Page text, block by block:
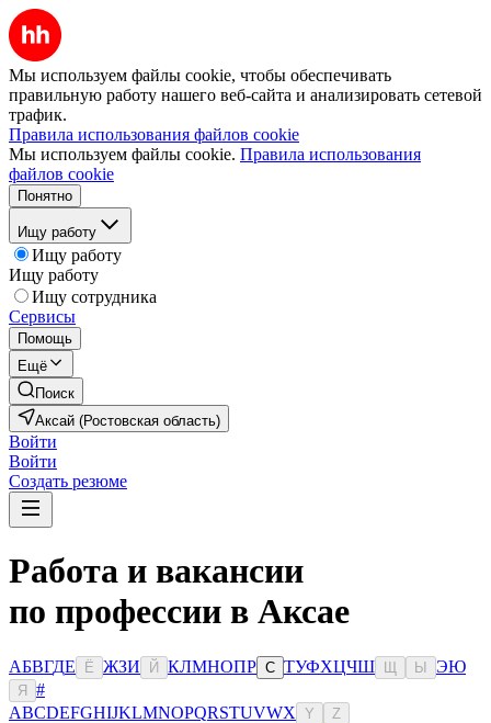
Мы используем файлы cookie, чтобы обеспечивать
правильную работу нашего веб-сайта и анализировать сетевой
трафик.
Правила использования файлов cookie
Мы используем файлы cookie. Правила использования
файлов cookie
Понятно
Ищу работу
Ищу работу
Ищу работу
Ищу сотрудника
Сервисы
Помощь
Ещё
Поиск
Аксай (Ростовская область)
Войти
Войти
Создать резюме
Работа и вакансии
по профессии в Аксае
АБВГДЕ Ё ЖЗИ Й КЛМНОПР С ТУФХЦЧШ Ы ЭЮ
Я
#
ABCDEFGHIJKLMNOPQRSTUVWX Y Z